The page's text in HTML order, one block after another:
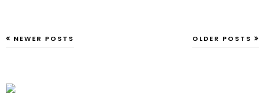
NEWER POSTS OLDER POSTS